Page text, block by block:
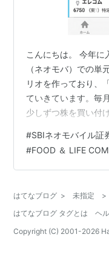
こんにちは。 今年に
（ネオモバ）での単
リオを作っており、
ていきています。毎
少しずつ株を買い付
ノマリーが崩れまし
出馬と言うことで新
上旬は株価続伸と買
リスク、どちらもケ
たいと思います。 ネ
#SBIネオモバイル証
#FOOD ＆ LIFE
はてなブログ > 未指定 >
はてなブログ タグとは
ヘ
Copyright (C) 2001-2026